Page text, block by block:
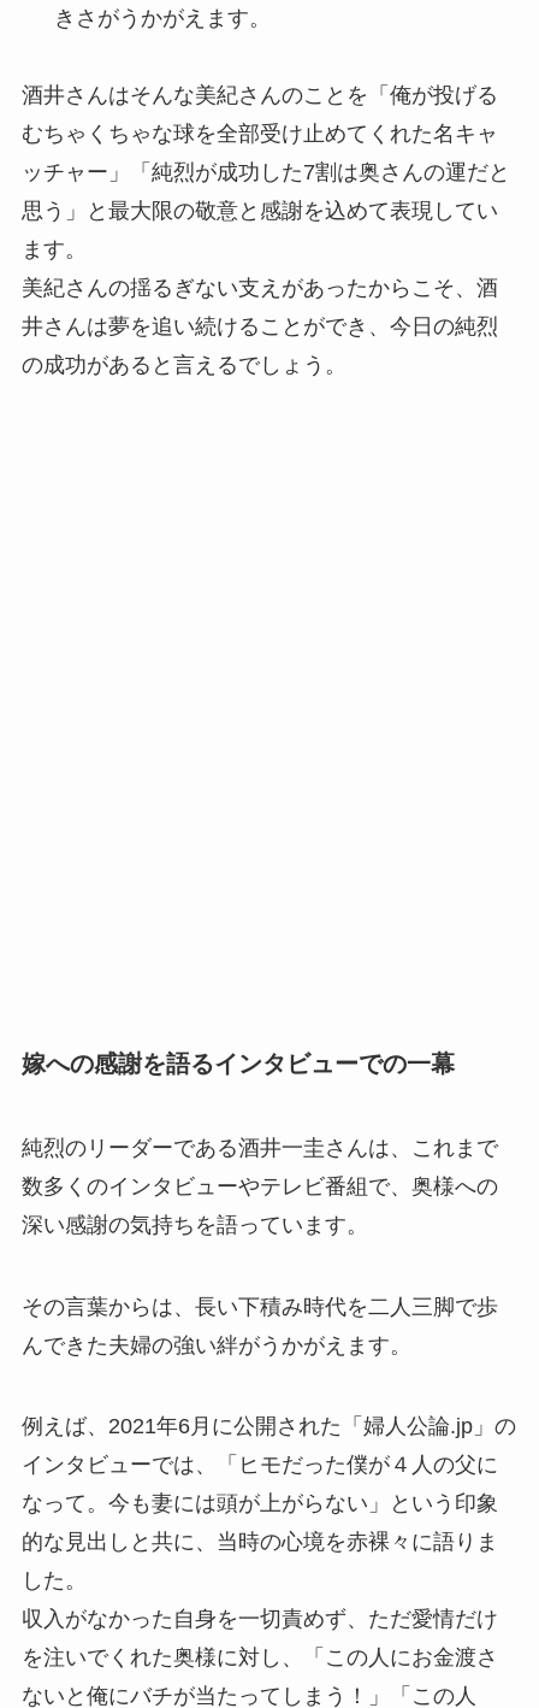
きさがうかがえます。
酒井さんはそんな美紀さんのことを「俺が投げる
むちゃくちゃな球を全部受け止めてくれた名キャ
ッチャー」「純烈が成功した7割は奥さんの運だと
思う」と最大限の敬意と感謝を込めて表現してい
ます。
美紀さんの揺るぎない支えがあったからこそ、酒
井さんは夢を追い続けることができ、今日の純烈
の成功があると言えるでしょう。
嫁への感謝を語るインタビューでの一幕
純烈のリーダーである酒井一圭さんは、これまで
数多くのインタビューやテレビ番組で、奥様への
深い感謝の気持ちを語っています。
その言葉からは、長い下積み時代を二人三脚で歩
んできた夫婦の強い絆がうかがえます。
例えば、2021年6月に公開された「婦人公論.jp」の
インタビューでは、「ヒモだった僕が４人の父に
なって。今も妻には頭が上がらない」という印象
的な見出しと共に、当時の心境を赤裸々に語りま
した。
収入がなかった自身を一切責めず、ただ愛情だけ
を注いでくれた奥様に対し、「この人にお金渡さ
ないと俺にバチが当たってしまう！」「この人